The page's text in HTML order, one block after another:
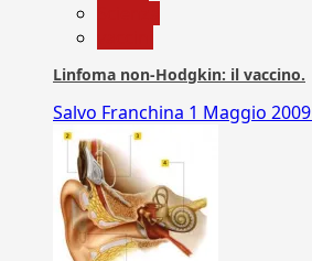
Linfoma non-Hodgkin: il vaccino.
Salvo Franchina 1 Maggio 2009